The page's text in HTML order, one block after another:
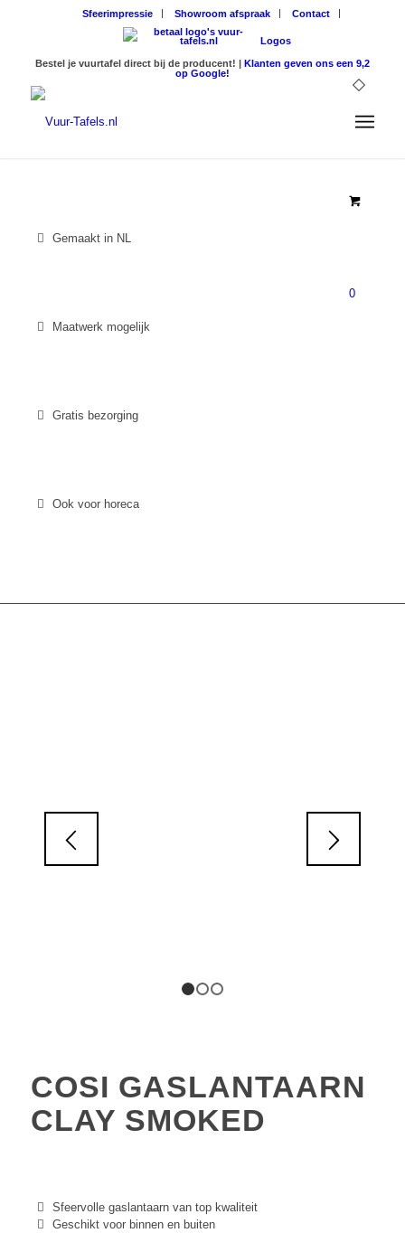
Sfeerimpressie Showroom afspraak Contact
Logos
Bestel je vuurtafel direct bij de producent! | Klanten geven ons een 9,2
op Google!
0
Gemaakt in NL
Maatwerk mogelijk
Gratis bezorging
Ook voor horeca
COSI GASLANTAARN
CLAY SMOKED
Sfeervolle gaslantaarn van top kwaliteit
Geschikt voor binnen en buiten